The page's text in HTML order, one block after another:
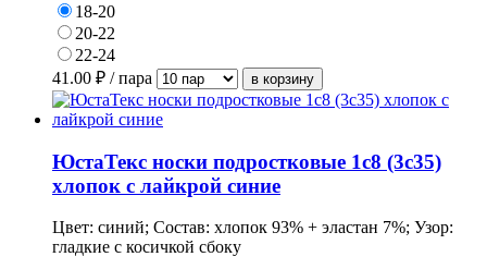
18-20
20-22
22-24
41.00 ₽ / пара
ЮстаТекс носки подростковые 1с8 (3с35)
хлопок с лайкрой синие
Цвет: синий; Состав: хлопок 93% + эластан 7%; Узор:
гладкие с косичкой сбоку